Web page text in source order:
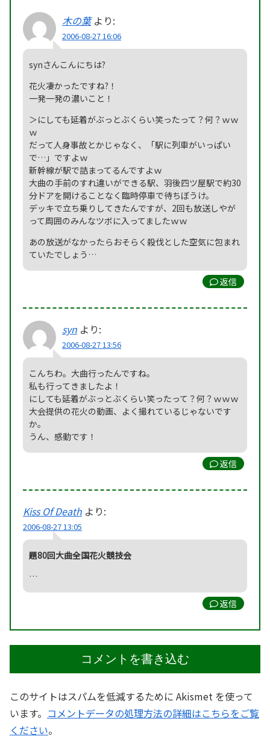
木の葉 より:
2006-08-27 16:06
synさんこんにちは?
花火凄かったですね?！
一発一発の濃いこと！
＞にしても延着がぶっとぶくらい笑ったって？何？ｗｗ
ｗ
だって人身事故とかじゃなく、「駅に列車がいっぱい
で…」ですよｗ
新幹線が駅で詰まってるんですよｗ
大曲の手前のすれ違いができる駅、羽後四ツ屋駅で約30
分ドアを開けることなく臨時停車で待ちぼうけ。
デッキで立ち乗りしてきたんですが、2回も放送しやが
って周囲のみんなツボに入ってましたｗｗ
あの放送がなかったらおそらく殺伐とした空気に包まれ
ていたでしょう…
返信
syn より:
2006-08-27 13:56
こんちわ。大曲行ったんですね。
私も行ってきましたよ！
にしても延着がぶっとぶくらい笑ったって？何？ｗｗｗ
大会提供の花火の動画、よく撮れているじゃないです
か。
うん、感動です！
返信
Kiss Of Death より:
2006-08-27 13:05
題80回大曲全国花火競技会
…
返信
コメントを書き込む
このサイトはスパムを低減するために Akismet を使って
います。 コメントデータの処理方法の詳細はこちらをご覧
ください。